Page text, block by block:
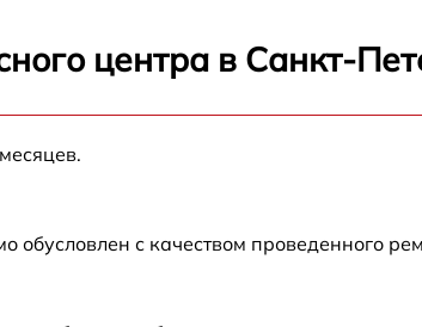
центра в Санкт-
обусловлен с качеством проведенного